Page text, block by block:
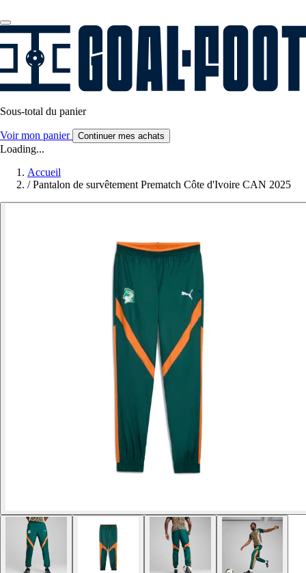
Sous-total du panier
Voir mon panier Continuer mes achats
Loading...
Accueil
/ Pantalon de survêtement Prematch Côte d'Ivoire CAN 2025